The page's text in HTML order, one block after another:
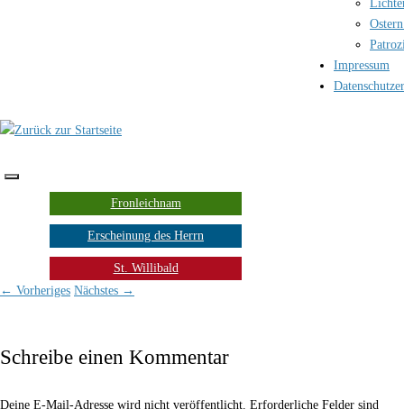
Impressum
Fronleichnam
Erscheinung des Herrn
St. Willibald
← Vorheriges Nächstes →
Schreibe einen Kommentar
Deine E-Mail-Adresse wird nicht veröffentlicht. Erforderliche Felder sind